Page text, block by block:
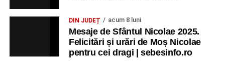
DIN JUDEȚ acum 8 luni
Mesaje de Sfântul Nicolae 2025.
Felicitări și urări de Moș Nicolae
pentru cei dragi | sebesinfo.ro